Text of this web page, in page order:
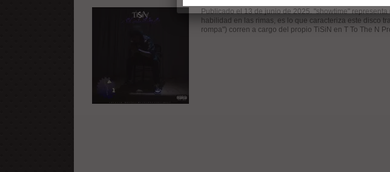
Publicado el 13 de junio de 2025. "showtime"
habilidad en las rimas, es lo que caracteriza este disco
rompa") corren a cargo del propio TiSiN en T To The N